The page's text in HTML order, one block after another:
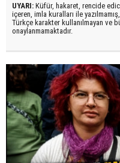
UYARI: Küfür, hakaret, rencide
içeren, imla kuralları ile yazılmamış,
Türkçe karakter kullanılmayan ve
onaylanmamaktadır.